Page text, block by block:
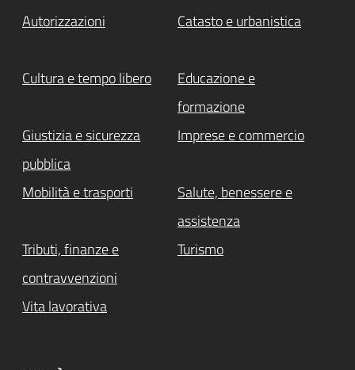
Autorizzazioni Catasto e urbanistica
Cultura e tempo libero
Educazione e
formazione
Giustizia e sicurezza
pubblica
Imprese e commercio
Mobilità e trasporti
Salute, benessere e
assistenza
Tributi, finanze e
contravvenzioni
Turismo
Vita lavorativa